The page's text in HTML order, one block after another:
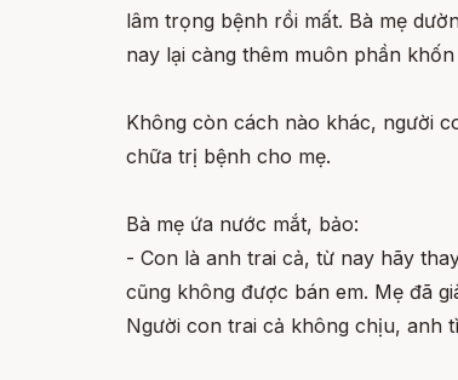
lâm trọng bệnh rồi mất. Bà mẹ
nay lại càng thêm muôn phần
Không còn cách nào khác, người
chữa trị bệnh cho mẹ.
Bà mẹ ứa nước mắt, bảo:
- Con là anh trai cả, từ nay hãy
cũng không được bán em. Mẹ đã
Người con trai cả không chịu, anh